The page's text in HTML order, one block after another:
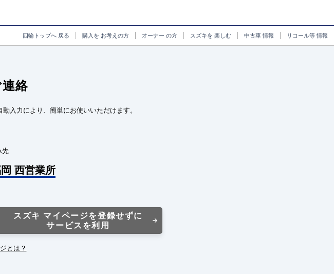
四輪トップへ 戻る 購入を お考えの方 オーナー の方 スズキを 楽しむ 中古車情報 リコール等情報
絡
入力により、簡単にお使いいただけます。
先
西営業所
スズキ マイページを登録せずに
サービスを利用
とは？